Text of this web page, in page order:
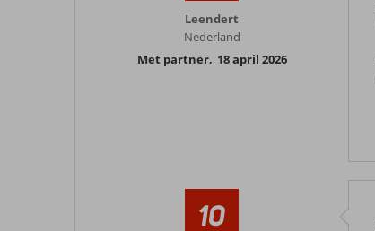
Leendert
Nederland
Met partner, 18 april 2026
10